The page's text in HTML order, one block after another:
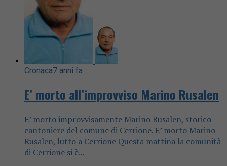
Cronaca7 anni fa
E’ morto all’improvviso Marino Rusalen
E’ morto improvvisamente Marino Rusalen, storico
cantoniere del comune di Cerrione. E’ morto Marino
Rusalen, lutto a Cerrione Questa mattina la comunità
di Cerrione si è...